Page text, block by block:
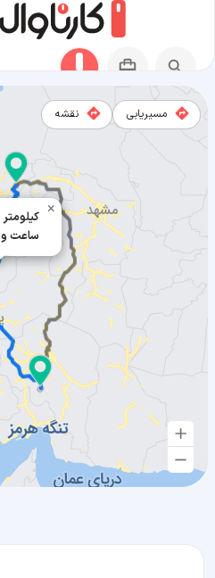
1271 کیلومتر
17 ساعت و 1 دقیقه
×
مسیریابی نقشه
مسیر مینودشت به بافت